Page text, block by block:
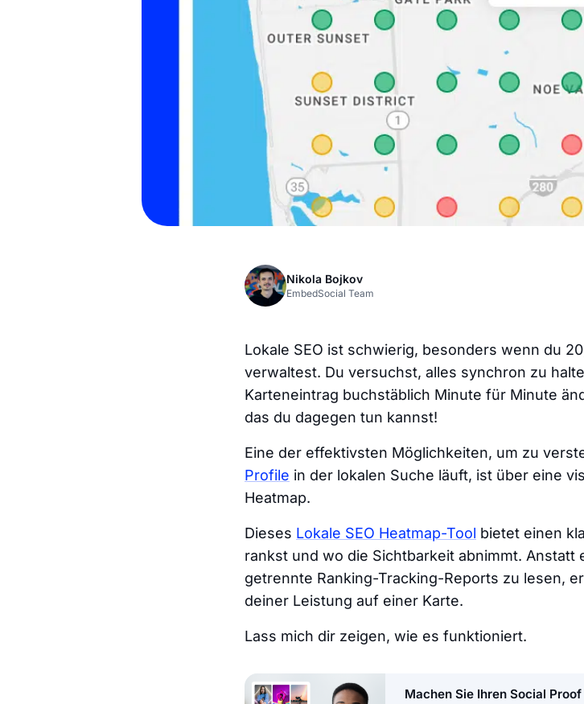
Nikola Bojkov
EmbedSocial Team
Lokale SEO ist schwierig, besonders wenn du
verwaltest. Du versuchst, alles synchron zu
Karteneintrag buchstäblich Minute für Minute
das du dagegen tun kannst!
Eine der effektivsten Möglichkeiten, um zu
Profile in der lokalen Suche läuft, ist über eine
Heatmap.
Dieses Lokale SEO Heatmap-Tool bietet einen
rankst und wo die Sichtbarkeit abnimmt. Anstatt
getrennte Ranking-Tracking-Reports zu lesen,
deiner Leistung auf einer Karte.
Lass mich dir zeigen, wie es funktioniert.
Machen Sie Ihren Social Proof